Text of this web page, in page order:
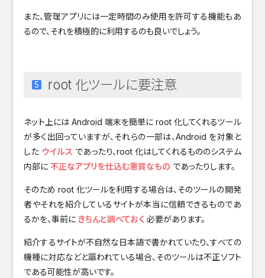
また、管理アプリには一定時間のみ使用を許可する機能もあ
るので、それを積極的に利用するのも良いでしょう。
root 化ツールに要注意
ネット上には Android 端末を簡単に root 化してくれるツール
が多く出回っていますが、それらの一部は、Android を対象と
した ウイルス であったり、root 化はしてくれるもののシステム
内部に不正なアプリを仕込む悪質なもの であったりします。
そのため root 化ツールを利用する場合は、そのツールの開発
者やそれを紹介しているサイトが本当に信頼できるものであ
るかを、事前に きちんと調べておく 必要があります。
紹介するサイトが不自然な日本語で書かれていたり、すべての
機種に対応などと謳われている場合、そのツールは不正ソフト
である可能性が高いです。